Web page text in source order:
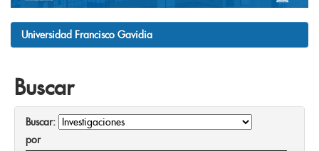
Universidad Francisco Gavidia
Buscar
Buscar:
por